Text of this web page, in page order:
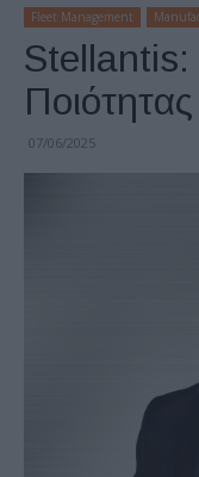
Fleet Management
Stellantis:
Ποιότητας
07/06/2025